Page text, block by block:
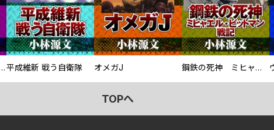
サムライソルジャー SAMURAI SOLDIER平成維新 戦う自衛隊 オメガJ 鋼鉄の死神 ミヒャエル・ビットマン戦記
TOPへ